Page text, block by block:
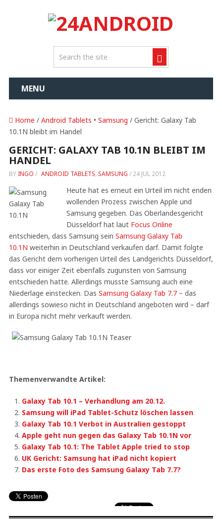
MENU
Home / Android Tablets • Samsung / Gericht: Galaxy Tab
10.1N bleibt im Handel
GERICHT: GALAXY TAB 10.1N BLEIBT IM
HANDEL
BY INGO / ANDROID TABLETS, SAMSUNG / 24 JUL 2012
Heute hat es erneut ein Urteil im nicht enden
wollenden Prozess zwischen Apple und
Samsung gegeben. Das Oberlandesgericht
Düsseldorf hat laut Focus Online
entschieden, dass Samsung sein Samsung Galaxy Tab
10.1N weiterhin in Deutschland verkaufen darf. Damit folgte
das Gericht dem vorherigen Urteil des Landgerichts Düsseldorf,
dass vor einiger Zeit ebenfalls zugunsten von Samsung
entschieden hatte. Allerdings musste Samsung auch eine
Niederlage einstecken. Das Samsung Galaxy Tab 7.7– das
allerdings sowieso nicht in Deutschland angeboten wird – darf
in Europa nicht mehr verkauft werden.
Themenverwandte Artikel:
Galaxy Tab 10.1 – Verhandlung am 20.12.
Samsung will iPad Tablet-Schutz löschen lassen
Galaxy Tab 10.1 Verbot in Australien gestoppt
Apple geht nun gegen das Galaxy Tab 10.1N vor
Galaxy Tab 10.1: The Tablet Apple tried to stop
UK Gericht: Samsung hat iPad nicht kopiert
Das erste Foto des Samsung Galaxy Tab 7.7?